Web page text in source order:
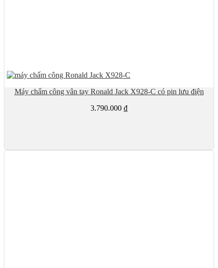
Máy chấm công vân tay Ronald Jack X928-C có pin lưu điện
3.790.000 ₫